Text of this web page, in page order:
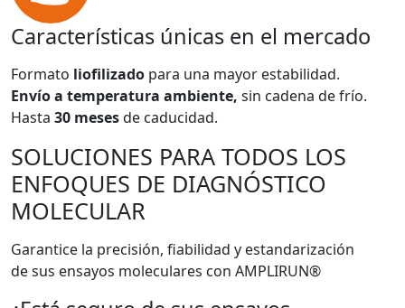
Características únicas en el mercado
Formato liofilizado para una mayor estabilidad.
Envío a temperatura ambiente, sin cadena de frío.
Hasta 30 mesesde caducidad.
SOLUCIONES PARA TODOS LOS
ENFOQUES DE DIAGNÓSTICO
MOLECULAR
Garantice la precisión, fiabilidad y estandarización
de sus ensayos moleculares con AMPLIRUN®